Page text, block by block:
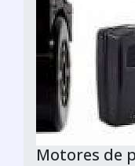
Motores de